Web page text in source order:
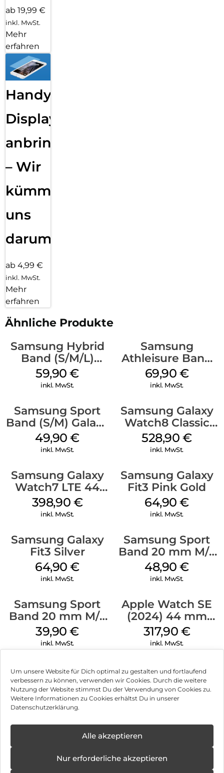
Um unsere Website für Dich optimal zu gestalten und fortlaufend
verbessern zu können, verwenden wir Cookies. Durch die weitere
Nutzung der Website stimmst Du der Verwendung von Cookies zu.
Weitere Informationen zu Cookies erhältst Du in unserer
Datenschutzerklärung.
Alle akzeptieren
Nur erforderliche akzeptieren
ab 19,99 €
inkl. MwSt.
Mehr
erfahren
Handy
Displayfolie
anbringen
– Wir
kümmern
uns
darum!
ab 4,99 €
inkl. MwSt.
Mehr
erfahren
Ähnliche Produkte
Samsung Hybrid
Band (S/M/L)
Galaxy
Watch8/Watch8
59,90€
inkl. MwSt.
Samsung
Athleisure Band
(S/M) Galaxy
Watch8/Watch8
69,90 €
inkl. MwSt.
Samsung Sport
Band (S/M) Galaxy
Watch8/Watch8
Classic White
49,90€
inkl. MwSt.
Samsung Galaxy
Watch8 Classic
Black
528,90€
inkl. MwSt.
Samsung Galaxy
Watch7 LTE 44
mm Silver
398,90 €
inkl. MwSt.
Samsung Galaxy
Fit3 Pink Gold
64,90€
inkl. MwSt.
Samsung Galaxy
Fit3 Silver
64,90€
inkl. MwSt.
Samsung Sport
Band 20 mm M/L
Galaxy Watch
Series Silber
48,90€
inkl. MwSt.
Samsung Sport
Band 20 mm M/L
Galaxy Watch4
Serie Graphite
39,90€
inkl. MwSt.
Apple Watch SE
(2024) 44 mm
GPS + Cellular
(Sportarmband
Mitternacht M/L)
317,90 €
inkl. MwSt.
Impressum